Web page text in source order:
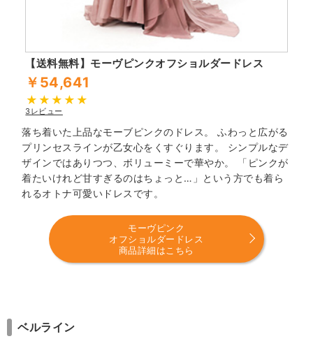
【送料無料】モーヴピンクオフショルダードレス
￥54,641
3レビュー
落ち着いた上品なモーブピンクのドレス。 ふわっと広がる
プリンセスラインが乙女心をくすぐります。 シンプルなデ
ザインではありつつ、ボリューミーで華やか。 「ピンクが
着たいけれど甘すぎるのはちょっと…」という方でも着ら
れるオトナ可愛いドレスです。
モーヴピンク
オフショルダードレス
商品詳細はこちら
ベルライン